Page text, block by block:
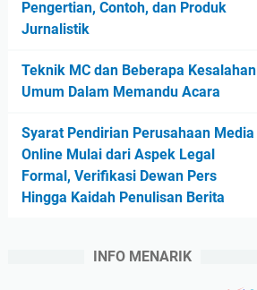
Pengertian, Contoh, dan Produk
Jurnalistik
Teknik MC dan Beberapa Kesalahan
Umum Dalam Memandu Acara
Syarat Pendirian Perusahaan Media
Online Mulai dari Aspek Legal
Formal, Verifikasi Dewan Pers
Hingga Kaidah Penulisan Berita
INFO MENARIK